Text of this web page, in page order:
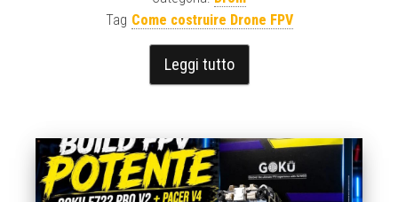
Tag Come costruire Drone FPV
Leggi tutto